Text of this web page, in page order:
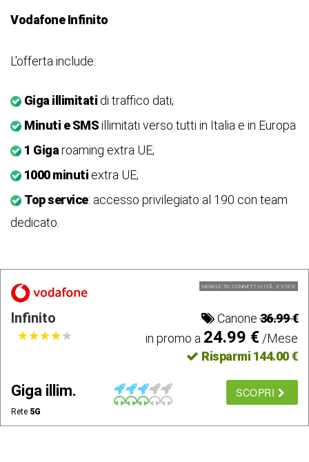
Vodafone Infinito
L'offerta include:
Giga illimitati di traffico dati;
Minuti e SMSillimitati verso tutti in Italia e in Europa
1 Gigaroaming extra UE;
1000 minuti extra UE;
Top service: accesso privilegiato al 190 con team
dedicato.
MOBILE 5G CONNETTIVITÃ E VOCE
Infinito Canone36.99 €
★★★★★
★★★★★ in promo a 24.99 €/Mese
Risparmi 144.00 €
Giga illim.
Rete 5G
SCOPRI